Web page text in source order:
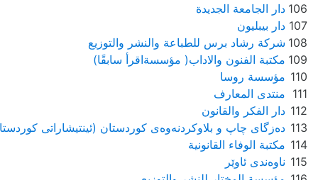
106 دار الجامعة الجديدة
107 دار بيبليون
108 شركة رشاد برس للطباعة والنشر والتوزيع
109 مكتبة الفنون والاداب( مؤسسةاقرأ سابقًا)
110 مؤسسة روسا
111 منتدى المعارف
112 دار الفكر والقانون
113 ده‌زگای چاپ و بلاوکردنه‌وه‌ی کوردستان (ئینتیشاراتی
114 مكتبة الوفاء القانونية
115 ناوەندی ئاوێر